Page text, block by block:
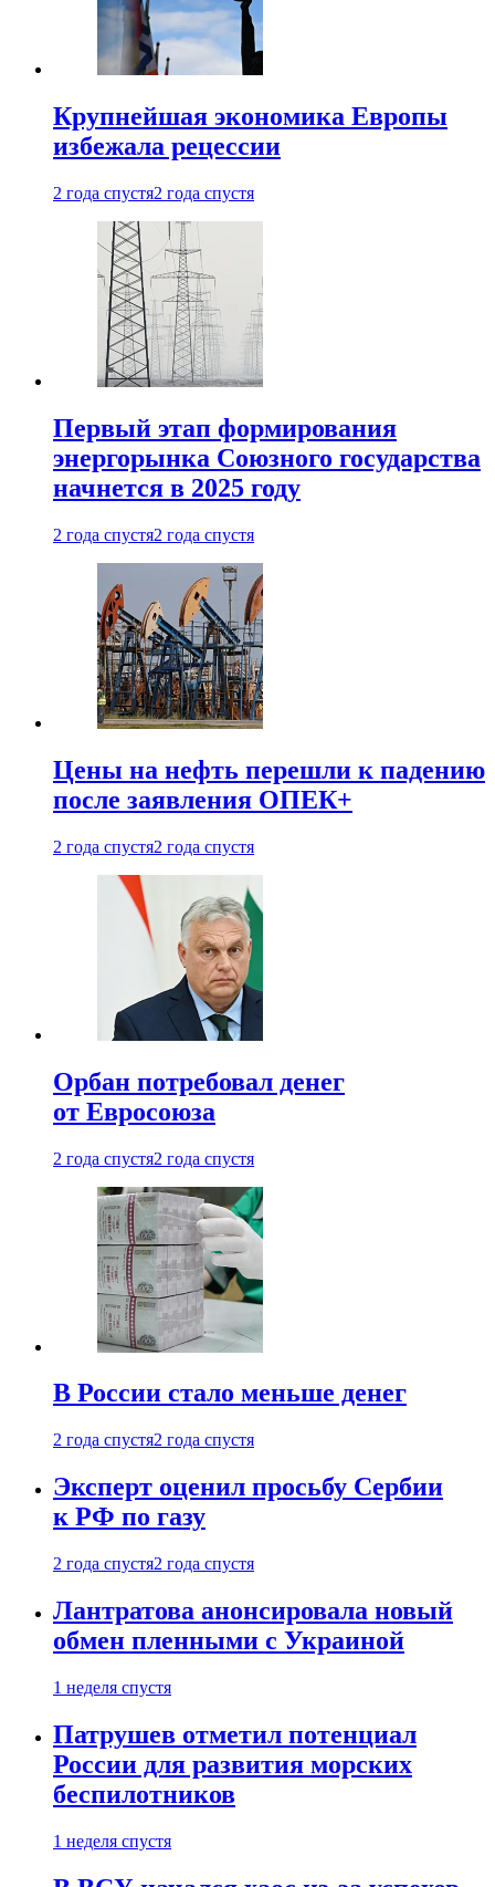
Крупнейшая экономика Европы
избежала рецессии
2 года спустя2 года спустя
Первый этап формирования
энергорынка Союзного государства
начнется в 2025 году
2 года спустя2 года спустя
Цены на нефть перешли к падению
после заявления ОПЕК+
2 года спустя2 года спустя
Орбан потребовал денег
от Евросоюза
2 года спустя2 года спустя
В России стало меньше денег
2 года спустя2 года спустя
Эксперт оценил просьбу Сербии
к РФ по газу
2 года спустя2 года спустя
Лантратова анонсировала новый
обмен пленными с Украиной
1 неделя спустя
Патрушев отметил потенциал
России для развития морских
беспилотников
1 неделя спустя